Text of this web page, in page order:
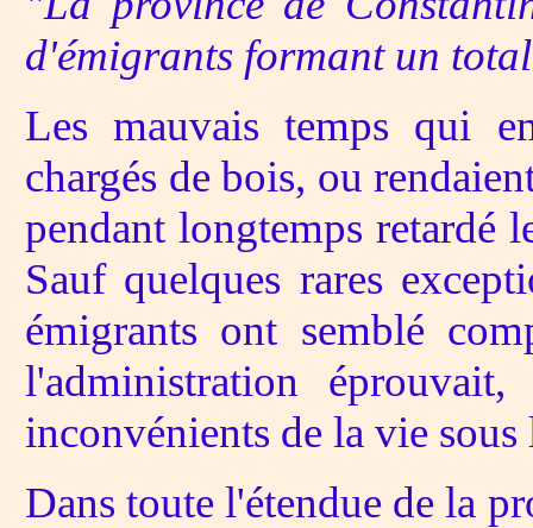
d'émigrants formant un
Les mauvais temps qui
chargés de bois, ou
pendant longtemps retardé
Sauf quelques rares
émigrants ont semblé
l'administration
inconvénients de la vie
Dans toute l'étendue de la